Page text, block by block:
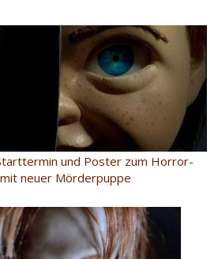
und Poster zum Horror-
neuer Mörderpuppe